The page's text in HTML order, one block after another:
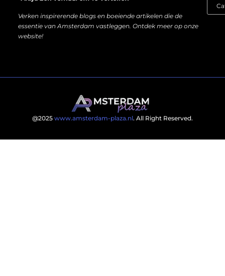
Verken inspirerende blogs en boeiende artikelen die de
essentie van Amsterdam vastleggen. Ontdek meer op onze
website!
@2025 www.amsterdam-plaza.nl. All Right Reserved.